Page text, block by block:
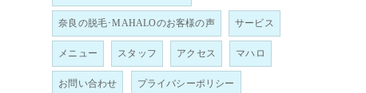
奈良の脱毛･MAHALOのお客様の声 サービス
メニュー スタッフ アクセス マハロ
お問い合わせ プライバシーポリシー